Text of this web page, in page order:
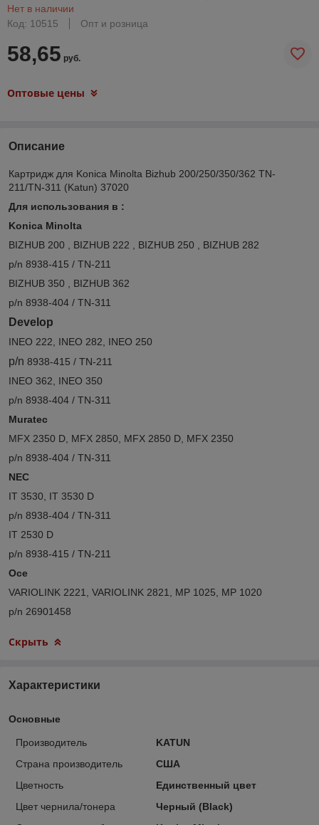
Нет в наличии
Код: 10515
Опт и розница
58,65 руб.
Оптовые цены
Описание
Картридж для Konica Minolta Bizhub 200/250/350/362 TN-
211/TN-311 (Katun) 37020
Для использования в :
Konica Minolta​
BIZHUB 200 , BIZHUB 222 , BIZHUB 250 , BIZHUB 282
p/n 8938-415 / TN-211
BIZHUB 350 , BIZHUB 362
p/n 8938-404 / TN-311
Develop
INEO 222, INEO 282, INEO 250
p/n 8938-415 / TN-211
INEO 362, INEO 350
p/n 8938-404 / TN-311
Muratec
MFX 2350 D, MFX 2850, MFX 2850 D, MFX 2350
p/n 8938-404 / TN-311
NEC
IT 3530, IT 3530 D
p/n 8938-404 / TN-311
IT 2530 D
p/n 8938-415 / TN-211
Oce
VARIOLINK 2221, VARIOLINK 2821, MP 1025, MP 1020
p/n 26901458
Скрыть
Характеристики
Основные
Производитель
KATUN
Страна производитель
США
Цветность
Единственный цвет
Цвет чернила/тонера
Черный (Black)